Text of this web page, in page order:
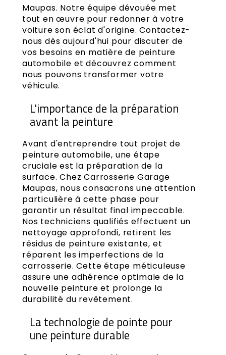
Maupas. Notre équipe dévouée met
tout en œuvre pour redonner à votre
voiture son éclat d'origine. Contactez-
nous dès aujourd'hui pour discuter de
vos besoins en matière de peinture
automobile et découvrez comment
nous pouvons transformer votre
véhicule.
L'importance de la préparation
avant la peinture
Avant d'entreprendre tout projet de
peinture automobile, une étape
cruciale est la préparation de la
surface. Chez Carrosserie Garage
Maupas, nous consacrons une attention
particulière à cette phase pour
garantir un résultat final impeccable.
Nos techniciens qualifiés effectuent un
nettoyage approfondi, retirent les
résidus de peinture existante, et
réparent les imperfections de la
carrosserie. Cette étape méticuleuse
assure une adhérence optimale de la
nouvelle peinture et prolonge la
durabilité du revêtement.
La technologie de pointe pour
une peinture durable